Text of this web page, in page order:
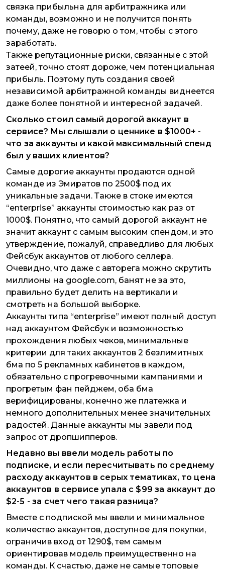
связка прибыльна для арбитражника или
команды, возможно и не получится понять
почему, даже не говорю о том, чтобы с этого
заработать.
Также репутационные риски, связанные с этой
затеей, точно стоят дороже, чем потенциальная
прибыль. Поэтому путь создания своей
независимой арбитражной команды виднеется
даже более понятной и интересной задачей.
Сколько стоил самый дорогой аккаунт в
сервисе? Мы слышали о ценнике в $1000+ -
что за аккаунты и какой максимальный спенд
был у ваших клиентов?
Самые дорогие аккаунты продаются одной
команде из Эмиратов по 2500$ под их
уникальные задачи. Также в стоке имеются
“enterprise” аккаунты стоимостью как раз от
1000$. Понятно, что самый дорогой аккаунт не
значит аккаунт с самым высоким спендом, и это
утверждение, пожалуй, справедливо для любых
Фейсбук аккаунтов от любого селлера.
Очевидно, что даже с авторега можно скрутить
миллионы на google.com, банят не за это,
правильно будет делить на вертикали и
смотреть на большой выборке.
Аккаунты типа “enterprise” имеют полный доступ
над аккаунтом Фейсбук и возможностью
прохождения любых чеков, минимальные
критерии для таких аккаунтов 2 безлимитных
бма по 5 рекламных кабинетов в каждом,
обязательно с прогревочными кампаниями и
прогретым фан пейджем, оба бма
верифицированы, конечно же платежка и
немного дополнительных менее значительных
радостей. Данные аккаунты мы завели под
запрос от дропшипперов.
Недавно вы ввели модель работы по
подписке, и если пересчитывать по среднему
расходу аккаунтов в серых тематиках, то цена
аккаунтов в сервисе упала с $99 за аккаунт до
$2-5 - за счет чего такая разница?
Вместе с подпиской мы ввели и минимальное
количество аккаунтов, доступное для покупки,
ограничив вход от 1290$, тем самым
ориентировав модель преимущественно на
команды. К счастью, даже не самые топовые